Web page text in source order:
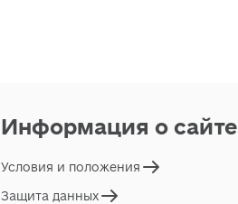
Информация о сайте
Условия и положения
Защита данных